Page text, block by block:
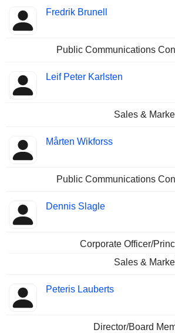
Fredrik Brunell
Public Communications
Leif Peter Karlsten
Sales &
Mårten Wikforss
Public Communications
Dennis Slagle
Corporate Officer/
Sales &
Peteris Lauberts
Director/Board